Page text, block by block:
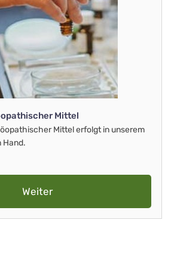
Mittel
Mittel erfolgt in unserem
Hand.
Weiter